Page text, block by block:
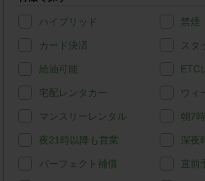
ハイブリッド 禁煙
カード決済 スタ
給油可能 ETC
宅配レンタカー ウィ
マンスリーレンタル 朝7
夜21時以降も営業 深夜
パーフェクト補償 直前